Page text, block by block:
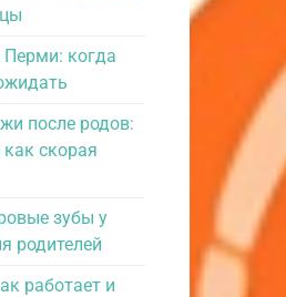
когда
после родов:
скорая
зубы у
родителей
работает и